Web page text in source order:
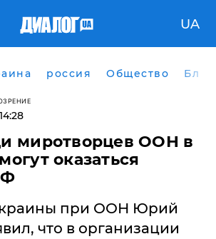
UA
россия Общество
миротворцев ООН в
оказаться
при ООН Юрий
что в организации